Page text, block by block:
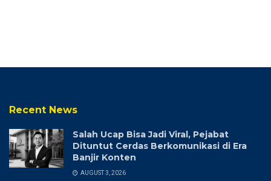
Recent News
Salah Ucap Bisa Jadi Viral, Pejabat
Dituntut Cerdas Berkomunikasi di Era
Banjir Konten
AUGUST 3, 2026